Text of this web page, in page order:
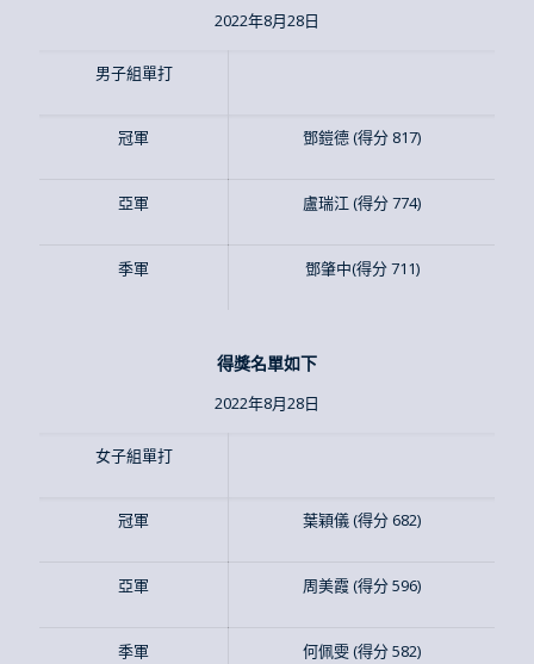
2022年8月28日
男子組單打
冠軍 鄧鎧德 (得分 817)
亞軍 盧瑞江 (得分 774)
季軍 鄧肇中(得分 711)
得獎名單如下
2022年8月28日
女子組單打
冠軍 葉穎儀 (得分 682)
亞軍 周美霞 (得分 596)
季軍 何佩雯 (得分 582)